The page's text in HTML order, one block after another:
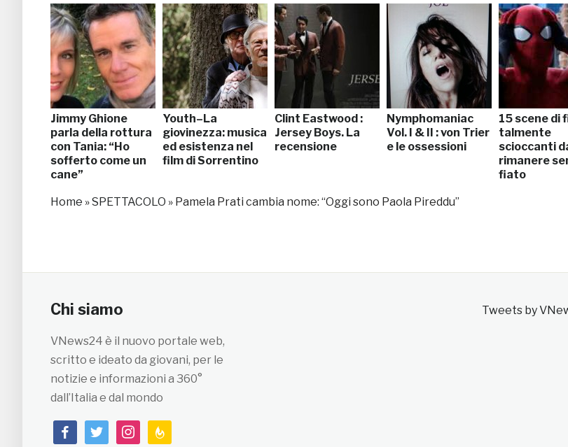
Jimmy Ghione
parla della rottura
con Tania: “Ho
sofferto come un
cane”
Youth–La
giovinezza: musica
ed esistenza nel
film di Sorrentino
Clint Eastwood :
Jersey Boys. La
recensione
Nymphomaniac
Vol. I & II : von Trier
e le ossessioni
15 scene di
talmente
scioccanti
rimanere
fiato
Home »SPETTACOLO » Pamela Prati cambia nome: “Oggi sono Paola Pireddu”
Chi siamo
VNews24 è il nuovo portale web,
scritto e ideato da giovani, per le
notizie e informazioni a 360°
dall’Italia e dal mondo
facebooktwitterinstagramfeedburner
Tweets by